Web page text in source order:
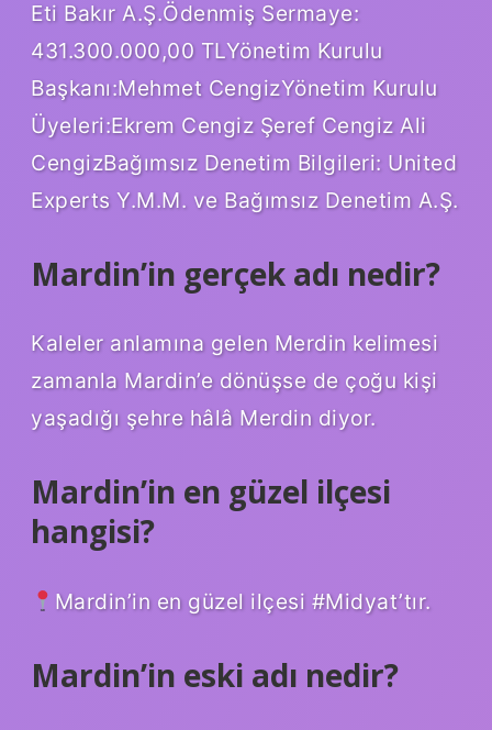
Eti Bakır A.Ş.​Ödenmiş Sermaye:​
431.300.000,00 TL​Yönetim Kurulu
Başkanı:​Mehmet CengizYönetim Kurulu
Üyeleri:​Ekrem Cengiz Şeref Cengiz Ali
Cengiz​Bağımsız Denetim Bilgileri: United
Experts Y.M.M. ve Bağımsız Denetim A.Ş.
Mardin’in gerçek adı nedir?
Kaleler anlamına gelen Merdin kelimesi
zamanla Mardin’e dönüşse de çoğu kişi
yaşadığı şehre hâlâ Merdin diyor.
Mardin’in en güzel ilçesi
hangisi?
Mardin’in en güzel ilçesi #Midyat’tır.
Mardin’in eski adı nedir?